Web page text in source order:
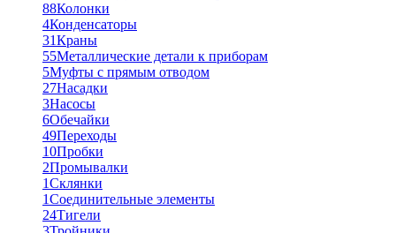
88Колонки
4Конденсаторы
31Краны
55Металлические детали к приборам
5Муфты с прямым отводом
27Насадки
3Насосы
6Обечайки
49Переходы
10Пробки
2Промывалки
1Склянки
1Соединительные элементы
24Тигели